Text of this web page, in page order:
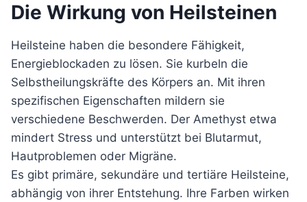
Die Wirkung von Heilsteinen
Heilsteine haben die besondere Fähigkeit,
Energieblockaden zu lösen. Sie kurbeln die
Selbstheilungskräfte des Körpers an. Mit ihren
spezifischen Eigenschaften mildern sie
verschiedene Beschwerden. Der Amethyst etwa
mindert Stress und unterstützt bei Blutarmut,
Hautproblemen oder Migräne.
Es gibt primäre, sekundäre und tertiäre Heilsteine,
abhängig von ihrer Entstehung. Ihre Farben wirken